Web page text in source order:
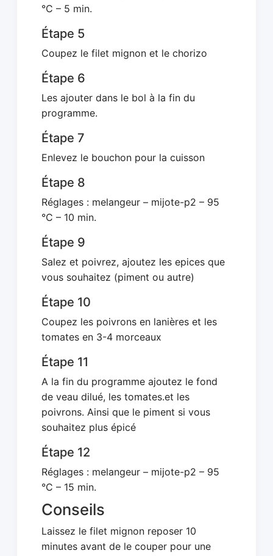
°C – 5 min.
Étape 5
Coupez le filet mignon et le chorizo
Étape 6
Les ajouter dans le bol à la fin du
programme.
Étape 7
Enlevez le bouchon pour la cuisson
Étape 8
Réglages : melangeur – mijote-p2 – 95
°C – 10 min.
Étape 9
Salez et poivrez, ajoutez les epices que
vous souhaitez (piment ou autre)
Étape 10
Coupez les poivrons en lanières et les
tomates en 3-4 morceaux
Étape 11
A la fin du programme ajoutez le fond
de veau dilué, les tomates.et les
poivrons. Ainsi que le piment si vous
souhaitez plus épicé
Étape 12
Réglages : melangeur – mijote-p2 – 95
°C – 15 min.
Conseils
Laissez le filet mignon reposer 10
minutes avant de le couper pour une